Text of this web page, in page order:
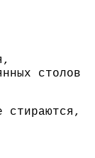
столов